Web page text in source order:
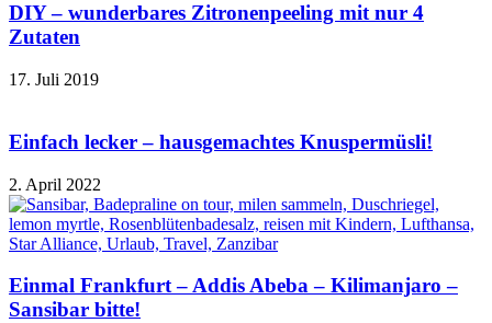
DIY – wunderbares Zitronenpeeling mit nur 4
Zutaten
17. Juli 2019
Einfach lecker – hausgemachtes Knuspermüsli!
2. April 2022
Einmal Frankfurt – Addis Abeba – Kilimanjaro –
Sansibar bitte!